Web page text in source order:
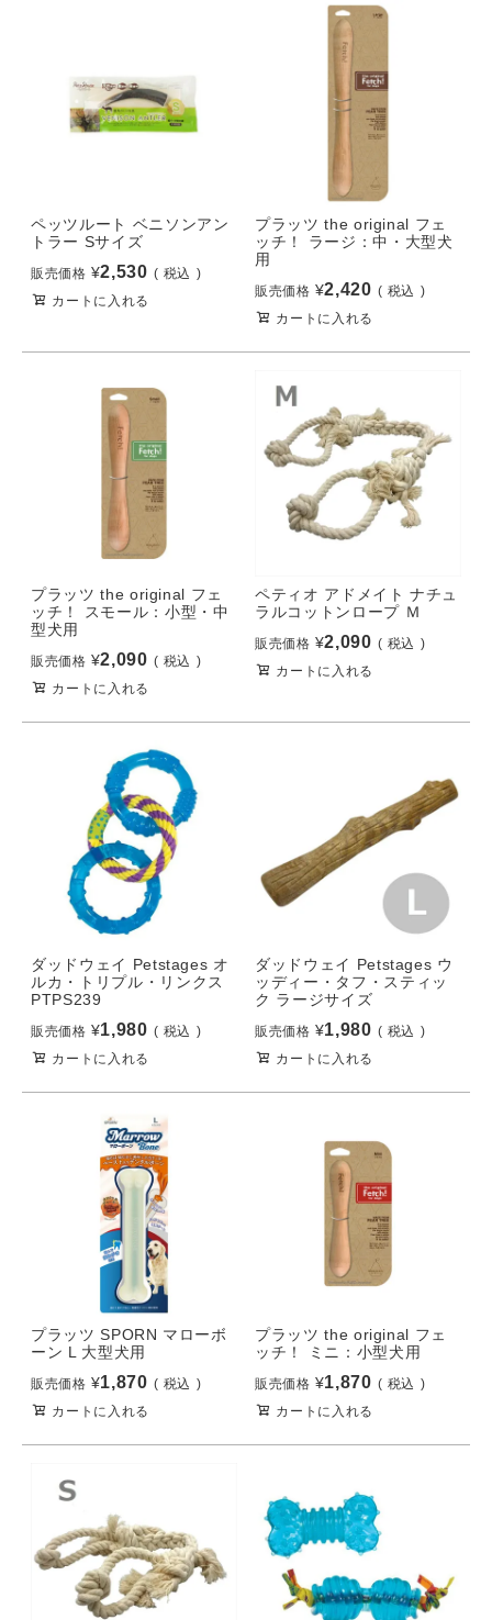
ペッツルート ベニソンアン
トラー Sサイズ
販売価格 ¥2,530
税込
カートに入れる
プラッツ the original フェ
ッチ！ ラージ：中・大型犬
用
販売価格 ¥2,420
税込
カートに入れる
プラッツ the original フェ
ッチ！ スモール：小型・中
型犬用
販売価格 ¥2,090
税込
カートに入れる
ペティオ アドメイト ナチュ
ラルコットンロープ Ｍ
販売価格 ¥2,090
税込
カートに入れる
ダッドウェイ Petstages オ
ルカ・トリプル・リンクス
PTPS239
販売価格 ¥1,980
税込
カートに入れる
ダッドウェイ Petstages ウ
ッディー・タフ・スティッ
ク ラージサイズ
販売価格 ¥1,980
税込
カートに入れる
プラッツ SPORN マローボ
ーン L 大型犬用
販売価格 ¥1,870
税込
カートに入れる
プラッツ the original フェ
ッチ！ ミニ：小型犬用
販売価格 ¥1,870
税込
カートに入れる